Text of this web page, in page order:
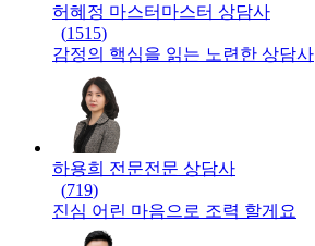
허혜정 마스터 마스터 상담사
(1515)
감정의 핵심을 읽는 노련한 상담사
하용희 전문전문 상담사
(719)
진심 어린 마음으로 조력 할게요